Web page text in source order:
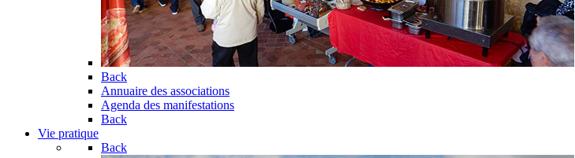
Back
Annuaire des associations
Agenda des manifestations
Back
Vie pratique
Back